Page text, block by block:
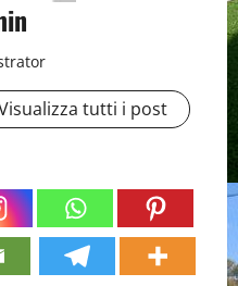
tutti i post